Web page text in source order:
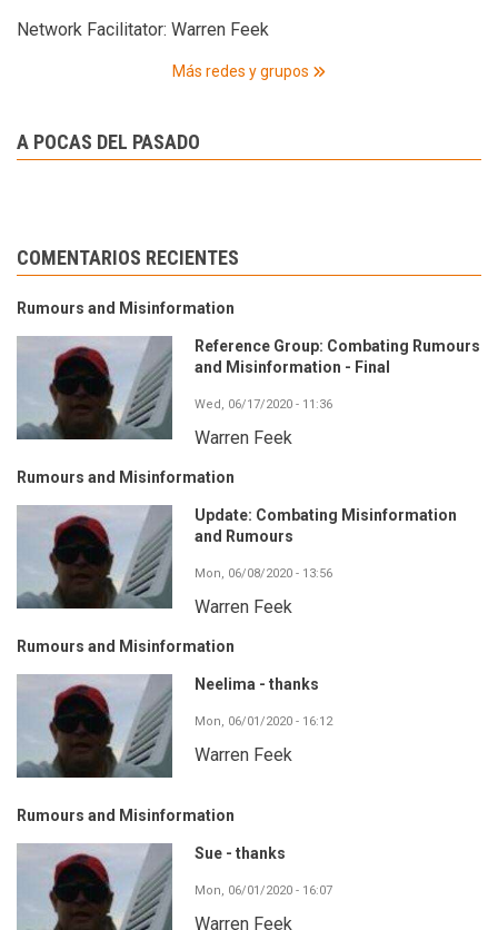
Network Facilitator: Warren Feek
Más redes y grupos
A POCAS DEL PASADO
COMENTARIOS RECIENTES
Rumours and Misinformation
Reference Group: Combating Rumours
and Misinformation - Final
Wed, 06/17/2020 - 11:36
Warren Feek
Rumours and Misinformation
Update: Combating Misinformation
and Rumours
Mon, 06/08/2020 - 13:56
Warren Feek
Rumours and Misinformation
Neelima - thanks
Mon, 06/01/2020 - 16:12
Warren Feek
Rumours and Misinformation
Sue - thanks
Mon, 06/01/2020 - 16:07
Warren Feek